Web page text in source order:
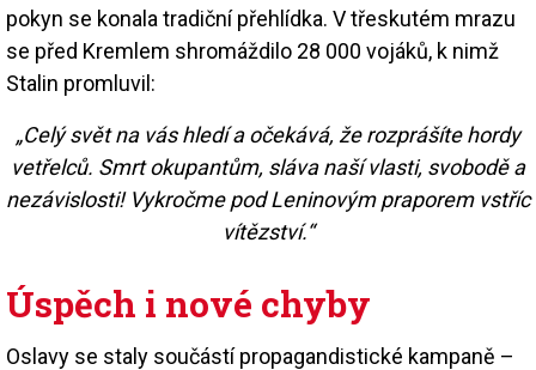
pokyn se konala tradiční přehlídka. V třeskutém mrazu
se před Kremlem shromáždilo 28 000 vojáků, k nimž
Stalin promluvil:
„Celý svět na vás hledí a očekává, že rozprášíte hordy
vetřelců. Smrt okupantům, sláva naší vlasti, svobodě a
nezávislosti! Vykročme pod Leninovým praporem vstříc
vítězství.“
Úspěch i nové chyby
Oslavy se staly součástí propagandistické kampaně –